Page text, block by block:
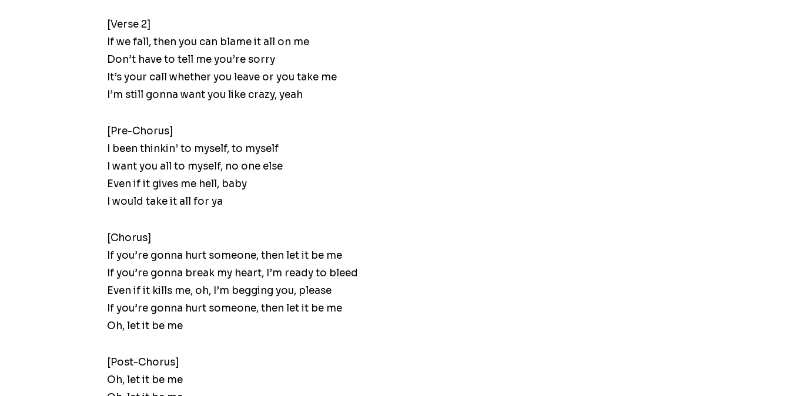
[Verse 2]
If we fall, then you can blame it all on me
Don’t have to tell me you’re sorry
It’s your call whether you leave or you take me
I’m still gonna want you like crazy, yeah
[Pre-Chorus]
I been thinkin’ to myself, to myself
I want you all to myself, no one else
Even if it gives me hell, baby
I would take it all for ya
[Chorus]
If you’re gonna hurt someone, then let it be me
If you’re gonna break my heart, I’m ready to bleed
Even if it kills me, oh, I’m begging you, please
If you’re gonna hurt someone, then let it be me
Oh, let it be me
[Post-Chorus]
Oh, let it be me